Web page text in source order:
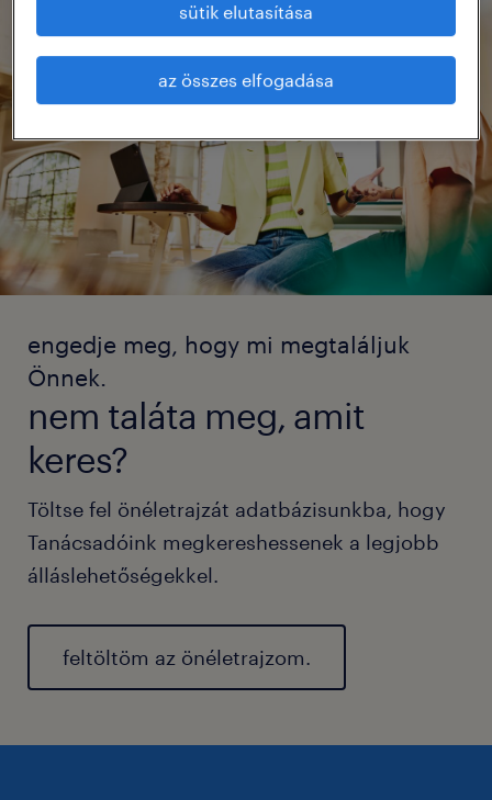
engedje meg, hogy mi megtaláljuk
Önnek.
nem taláta meg, amit
keres?
Töltse fel önéletrajzát adatbázisunkba, hogy
Tanácsadóink megkereshessenek a legjobb
álláslehetőségekkel.
feltöltöm az önéletrajzom.
sütik elutasítása
az összes elfogadása